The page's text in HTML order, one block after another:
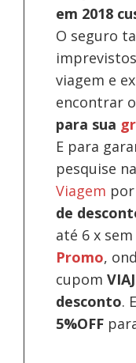
em 2018
O seguro
viagem e
encontrar o
para sua
E para
pesquise na
Viagem
de
até 6 x
Promo,
cupom
desconto.
5%OFF